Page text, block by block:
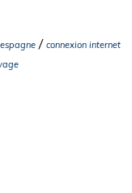
/ connexion internet